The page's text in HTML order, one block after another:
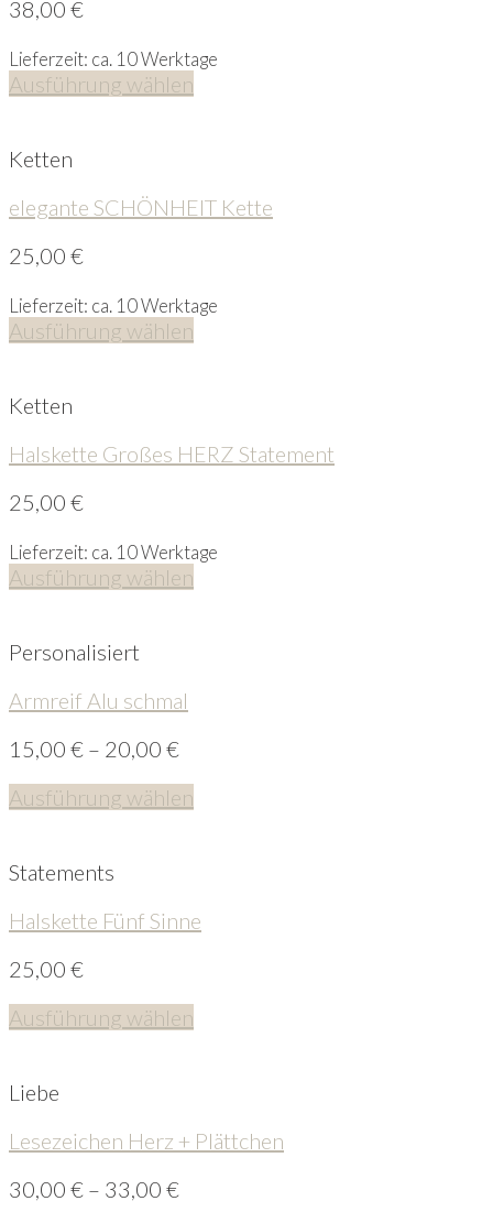
38,00 €
Lieferzeit: ca. 10 Werktage
Ausführung wählen
Ketten
elegante SCHÖNHEIT Kette
25,00 €
Lieferzeit: ca. 10 Werktage
Ausführung wählen
Ketten
Halskette Großes HERZ Statement
25,00 €
Lieferzeit: ca. 10 Werktage
Ausführung wählen
Personalisiert
Armreif Alu schmal
15,00 € – 20,00 €
Ausführung wählen
Statements
Halskette Fünf Sinne
25,00 €
Ausführung wählen
Liebe
Lesezeichen Herz + Plättchen
30,00 € – 33,00 €